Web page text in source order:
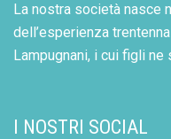
La nostra società nasce
dell’esperienza
Lampugnani, i cui figli ne
I NOSTRI SOCIAL